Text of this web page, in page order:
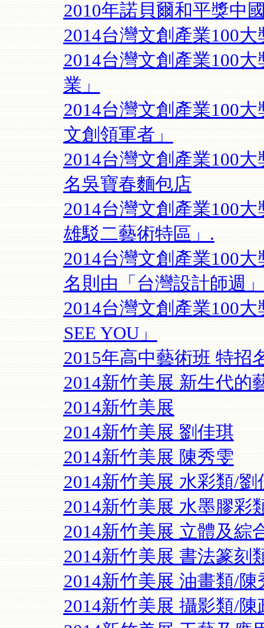
2010年諾貝爾和平獎中
2014台灣文創產業100大
2014台灣文創產業100
業」
2014台灣文創產業100
文創領軍者」
2014台灣文創產業100
名吳寶春麵包店
2014台灣文創產業100
雄駁二藝術特區」.
2014台灣文創產業100
名則由「台灣設計師週
2014台灣文創產業100
SEE YOU」
2015年高中藝術班 特招
2014新竹美展 新生代的
2014新竹美展
2014新竹美展 劉佳琪
2014新竹美展 陳秀雯
2014新竹美展 水彩類/劉
2014新竹美展 水墨膠彩
2014新竹美展 立體及綜
2014新竹美展 書法篆刻
2014新竹美展 油畫類/陳
2014新竹美展 攝影類/陳